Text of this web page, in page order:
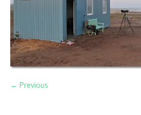
← Previous